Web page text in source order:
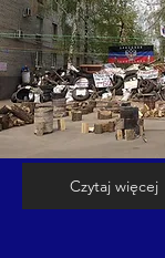
Kalendarium
Czytaj więcej